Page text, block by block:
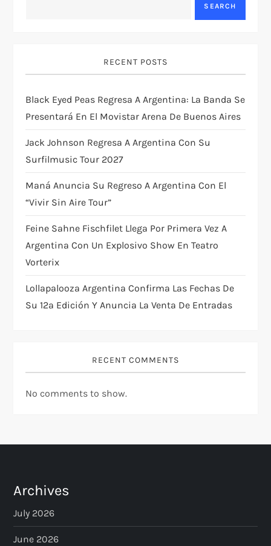
i
g
a
t
i
o
n
SEARCH
RECENT POSTS
Black Eyed Peas Regresa A Argentina: La Banda Se
Presentará En El Movistar Arena De Buenos Aires
Jack Johnson Regresa A Argentina Con Su
Surfilmusic Tour 2027
Maná Anuncia Su Regreso A Argentina Con El
“Vivir Sin Aire Tour”
Feine Sahne Fischfilet Llega Por Primera Vez A
Argentina Con Un Explosivo Show En Teatro
Vorterix
Lollapalooza Argentina Confirma Las Fechas De
Su 12ª Edición Y Anuncia La Venta De Entradas
RECENT COMMENTS
No comments to show.
Archives
July 2026
June 2026